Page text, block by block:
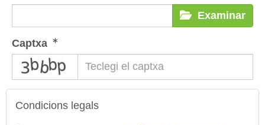
Examinar
Captxa
captcha
Condicions legals